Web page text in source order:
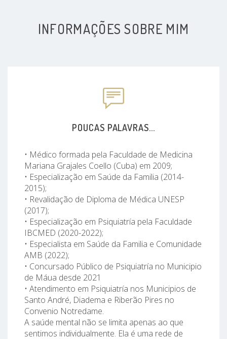
INFORMAÇÕES SOBRE MIM
POUCAS PALAVRAS...
• Médico formada pela Faculdade de Medicina
Mariana Grajales Coello (Cuba) em 2009;
• Especialização em Saúde da Familia (2014-
2015);
• Revalidação de Diploma de Médica UNESP
(2017);
• Especialização em Psiquiatría pela Faculdade
IBCMED (2020-2022);
• Especialista em Saúde da Familia e Comunidade
AMB (2022);
• Concursado Público de Psiquiatría no Municipio
de Máua desde 2021
• Atendimento em Psiquiatría nos Municipios de
Santo André, Diadema e Riberão Pires no
Convenio Notredame.
A saúde mental não se limita apenas ao que
sentimos individualmente. Ela é uma rede de